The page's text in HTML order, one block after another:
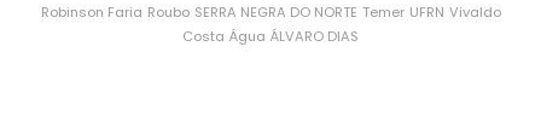
Robinson Faria Roubo SERRA NEGRA DO NORTE Temer UFRN Vivaldo
Costa Água ÁLVARO DIAS